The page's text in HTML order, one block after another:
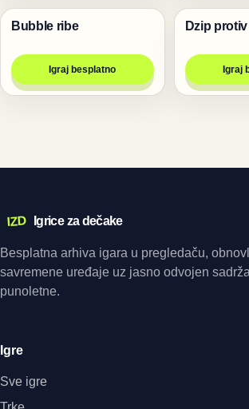
Pucanje
Bubble ribe
Igraj besplatno
Pucanje
Dzip
Igraj
IZD Igrice za dečake
Besplatna arhiva igara u pregledaču,
savremene uređaje uz jasno odvojen
punoletne.
Igre
Sve igre